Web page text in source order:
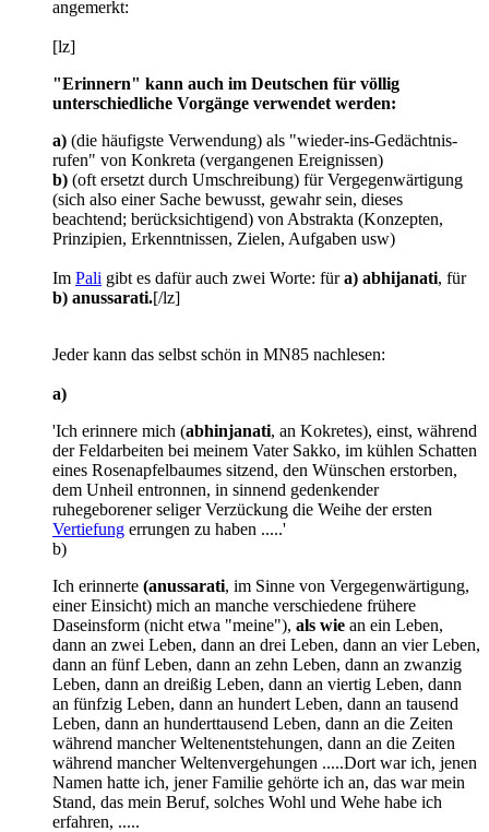
angemerkt:
[lz]
"Erinnern" kann auch im Deutschen für völlig
unterschiedliche Vorgänge verwendet werden:
a) (die häufigste Verwendung) als "wieder-ins-Gedächtnis-
rufen" von Konkreta (vergangenen Ereignissen)
b) (oft ersetzt durch Umschreibung) für Vergegenwärtigung
(sich also einer Sache bewusst, gewahr sein, dieses
beachtend; berücksichtigend) von Abstrakta (Konzepten,
Prinzipien, Erkenntnissen, Zielen, Aufgaben usw)
Im Pali gibt es dafür auch zwei Worte: füra) abhijanati, für
b) anussarati.[/lz]
Jeder kann das selbst schön in MN85 nachlesen:
a)
'Ich erinnere mich (abhinjanati, an Kokretes), einst, während
der Feldarbeiten bei meinem Vater Sakko, im kühlen Schatten
eines Rosenapfelbaumes sitzend, den Wünschen erstorben,
dem Unheil entronnen, in sinnend gedenkender
ruhegeborener seliger Verzückung die Weihe der ersten
Vertiefung errungen zu haben .....'
b)
Ich erinnerte (anussarati, im Sinne von Vergegenwärtigung,
einer Einsicht) mich an manche verschiedene frühere
Daseinsform (nicht etwa "meine"), als wie an ein Leben,
dann an zwei Leben, dann an drei Leben, dann an vier Leben,
dann an fünf Leben, dann an zehn Leben, dann an zwanzig
Leben, dann an dreißig Leben, dann an viertig Leben, dann
an fünfzig Leben, dann an hundert Leben, dann an tausend
Leben, dann an hunderttausend Leben, dann an die Zeiten
während mancher Weltenentstehungen, dann an die Zeiten
während mancher Weltenvergehungen .....Dort war ich, jenen
Namen hatte ich, jener Familie gehörte ich an, das war mein
Stand, das mein Beruf, solches Wohl und Wehe habe ich
erfahren, .....